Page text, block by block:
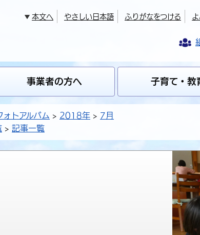
本文へ やさしい日本語 ふりがなをつける
事業者の方へ 子育て・教
ォトアルバム 2018年
7月
記事一覧